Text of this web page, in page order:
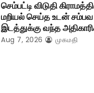
செம்பட்டி விடுதி
மறியல் செய்த உடன் சம்பவ
இடத்துக்கு வந்த
Aug 7, 2026 முகமதி